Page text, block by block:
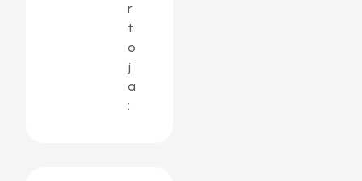
r
t
o
j
a
: